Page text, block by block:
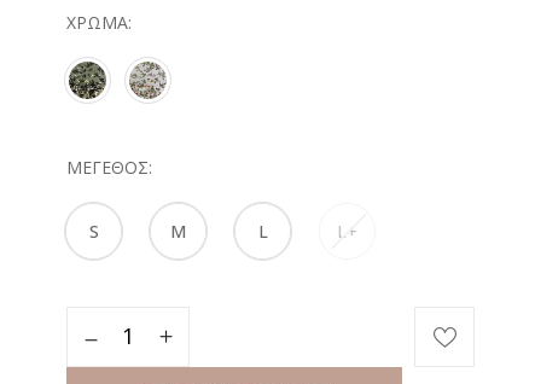
ΧΡΏΜΑ
ΜΈΓΕΘΟΣ
S M L L+